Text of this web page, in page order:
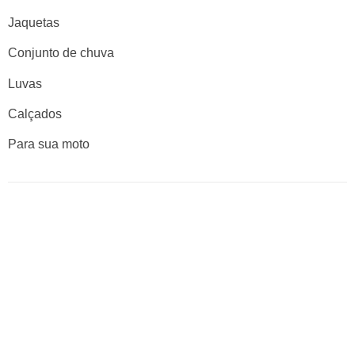
Jaquetas
Conjunto de chuva
Luvas
Calçados
Para sua moto